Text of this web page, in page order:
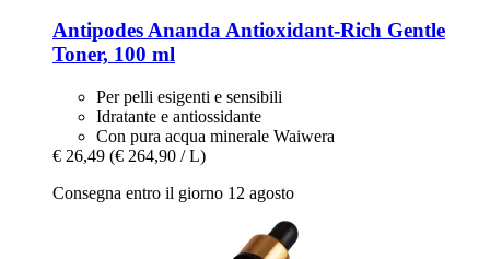
AntipodesAnanda Antioxidant-​Rich Gentle
Toner, 100 ml
Per pelli esigenti e sensibili
Idratante e antiossidante
Con pura acqua minerale Waiwera
€ 26,49 (€ 264,90 / L)
Consegna entro il giorno 12 agosto